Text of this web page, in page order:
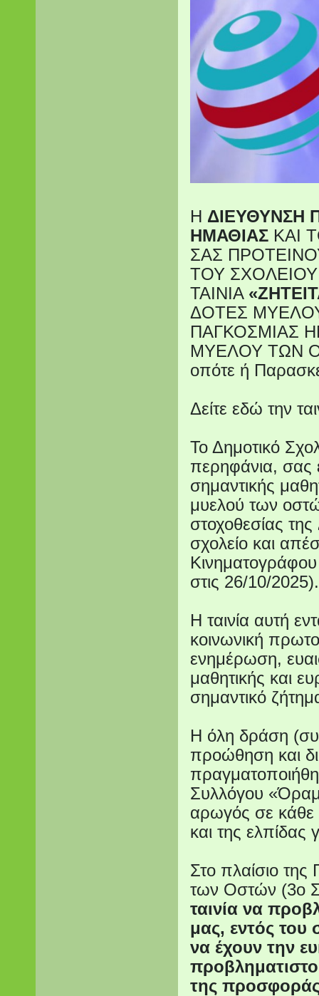
Η ΔΙΕΥΘΥΝΣΗ
ΗΜΑΘΙΑΣΚΑΙ
ΣΑΣ
ΤΟΥ
ΤΑΙΝΙΑ
ΔΟΤΕΣ
ΠΑΓΚΟΣΜΙΑΣ
ΜΥΕΛΟΥ ΤΩΝ
οπότε ή
Δείτε εδώ την
Το Δημοτικό
περηφάνια, σας
σημαντικής
μυελού των
στοχοθεσίας της
σχολείο και
στις 26/10/2025).
Η ταινία αυτή
κοινωνική
ενημέρωση,
μαθητικής και
σημαντικό
Η όλη δράση
προώθηση και
Συλλόγου
αρωγός σε κάθε
και της ελπίδας
Στο πλαίσιο
των Οστών (3ο
ταινία να
μας, εντός του
να έχουν την
της